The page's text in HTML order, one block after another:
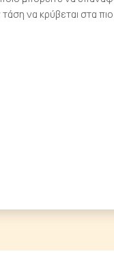
να κρύβεται στα